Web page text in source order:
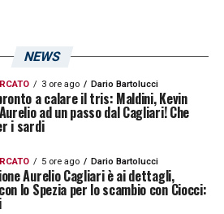
NEWS
3 ore ago Dario Bartolucci
a calare il tris: Maldini, Kevin
ad un passo dal Cagliari! Che
i sardi
5 ore ago Dario Bartolucci
Aurelio Cagliari è ai dettagli,
lo Spezia per lo scambio con Ciocci: